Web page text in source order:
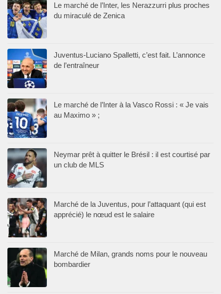
Le marché de l’Inter, les Nerazzurri plus proches
du miraculé de Zenica
Juventus-Luciano Spalletti, c’est fait. L’annonce
de l’entraîneur
Le marché de l’Inter à la Vasco Rossi : « Je vais
au Maximo » ;
Neymar prêt à quitter le Brésil : il est courtisé par
un club de MLS
Marché de la Juventus, pour l’attaquant (qui est
apprécié) le nœud est le salaire
Marché de Milan, grands noms pour le nouveau
bombardier